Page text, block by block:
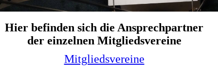
Hier befinden sich die Ansprechpartner
der einzelnen Mitgliedsvereine
Mitgliedsvereine